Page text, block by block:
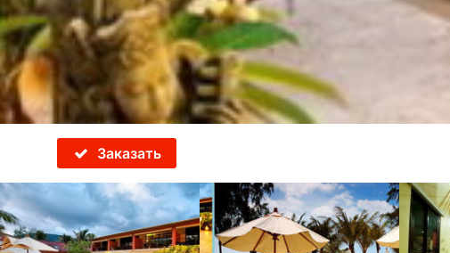
Заказать